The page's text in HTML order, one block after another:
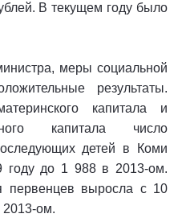
В текущем году было
меры социальной
результаты.
капитала и
капитала число
детей в Коми
году до 1 988 в 2013-ом.
первенцев выросла с 10
2013-ом.